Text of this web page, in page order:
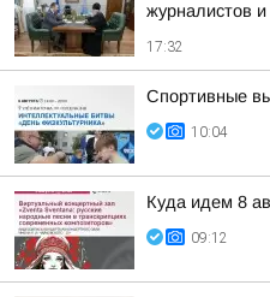
журналистов и
17:32
Спортивные
10:04
Куда идем 8
09:12